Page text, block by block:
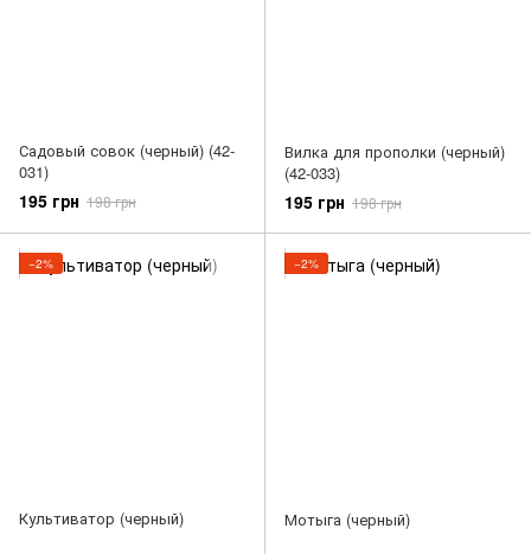
Садовый совок (черный) (42-
031)
195 грн 198 грн
Вилка для прополки (черный)
(42-033)
195 грн 198 грн
−2%
Культиватор (черный)
−2%
Мотыга (черный)